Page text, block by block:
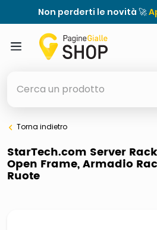
Non perderti le novità 🚀
elenchi telefonici
orologio parete
Torna indietro
StarTech.com Server
Open Frame, Armadio
Ruote